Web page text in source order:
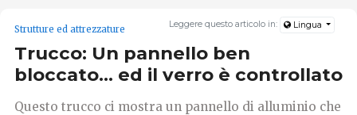
Leggere questo articolo in: Lingua
Strutture ed attrezzature
Trucco: Un pannello ben
bloccato… ed il verro è controllato
Questo trucco ci mostra un pannello di alluminio che